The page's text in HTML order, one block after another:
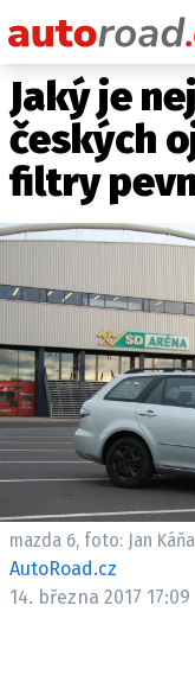
Jaký je
českých
filtry
mazda 6, foto: Jan
AutoRoad.cz
14. března 2017 17:09